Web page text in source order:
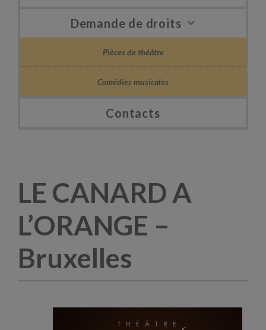
Demande de droits
Pièces de théâtre
Comédies musicales
Contacts
LE CANARD A
L’ORANGE –
Bruxelles